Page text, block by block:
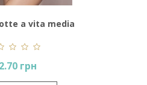
a vita media
Art 4665
грн